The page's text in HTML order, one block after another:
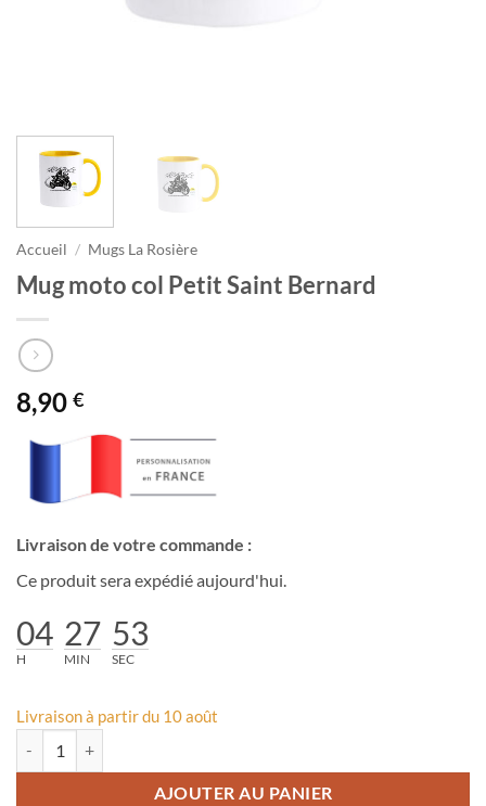
Accueil / Mugs La Rosière
Mug moto col Petit Saint Bernard
8,90 €
Livraison de votre commande :
Ce produit sera expédié aujourd'hui.
04
H
27
MIN
53
SEC
Livraison à partir du 10 août
AJOUTER AU PANIER